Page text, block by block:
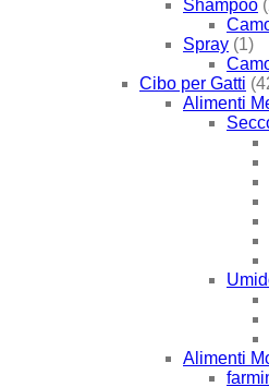
Shampoo
Spray (1)
Cibo per Gatti
Alimenti
Alimenti